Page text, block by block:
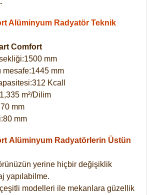
Alüminyum Radyatör Teknik
Comfort
mm
mesafe:1445 mm
Kcall
m²/Dilim
mm
mm
Alüminyum Radyatörlerin Üstün
yerine hiçbir değişiklik
yapılabilme.
modelleri ile mekanlara güzellik